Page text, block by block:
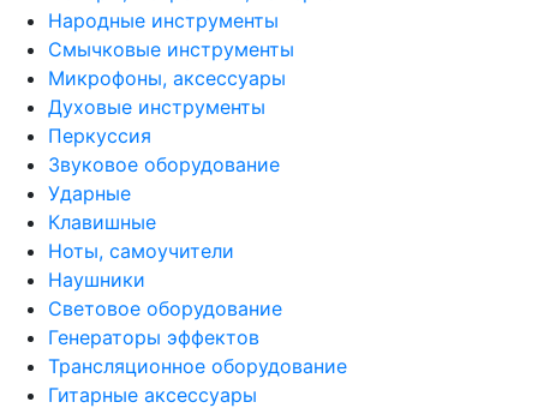
Народные инструменты
Смычковые инструменты
Микрофоны, аксессуары
Духовые инструменты
Перкуссия
Звуковое оборудование
Ударные
Клавишные
Ноты, самоучители
Наушники
Световое оборудование
Генераторы эффектов
Трансляционное оборудование
Гитарные аксессуары